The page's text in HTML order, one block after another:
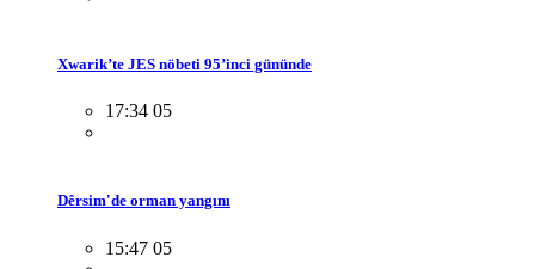
Xwarik’te JES nöbeti 95’inci gününde
17:34 05
Dêrsim'de orman yangını
15:47 05